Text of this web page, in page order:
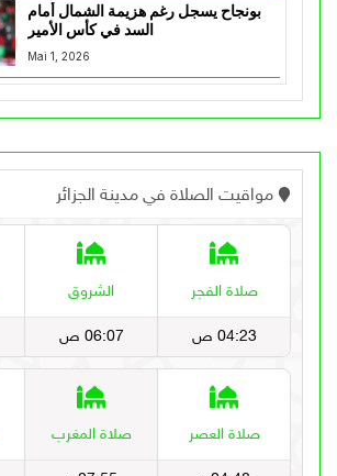
بونجاح يسجل رغم هزيمة الشمال أمام
السد في كأس الأمير
Mai 1, 2026